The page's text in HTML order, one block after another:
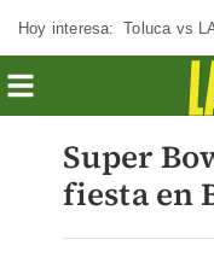
Hoy interesa: Toluca vs
Super
fiesta en